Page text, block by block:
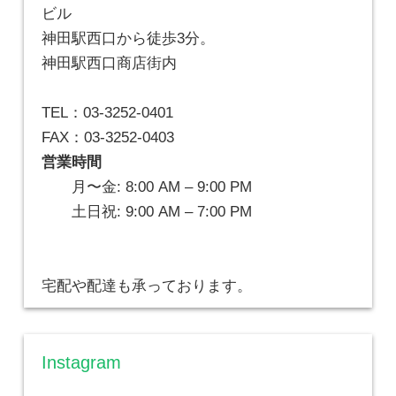
ビル
神田駅西口から徒歩3分。
神田駅西口商店街内
TEL：03-3252-0401
FAX：03-3252-0403
営業時間
月〜金: 8:00 AM – 9:00 PM
土日祝: 9:00 AM – 7:00 PM
宅配や配達も承っております。
Instagram